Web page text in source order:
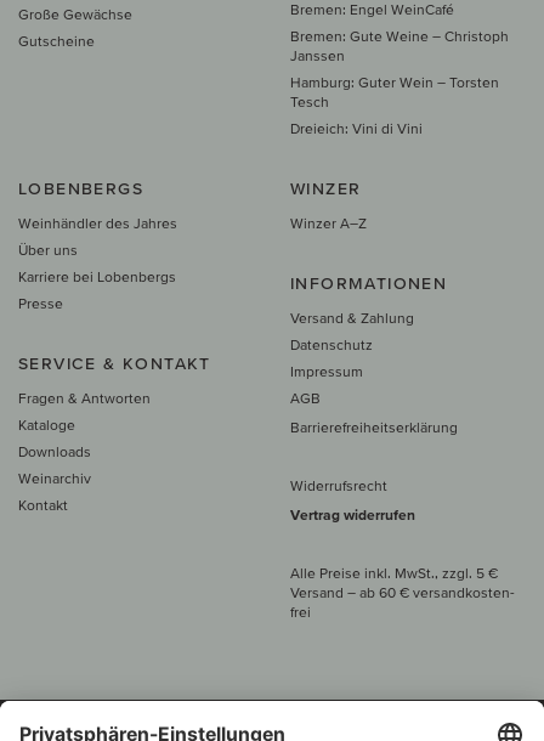
Große Gewächse
Gutscheine
Bremen: Engel WeinCafé
Bremen: Gute Weine – Christoph
Janssen
Hamburg: Guter Wein – Torsten
Tesch
Dreieich: Vini di Vini
LOBENBERGS
Weinhändler des Jahres
Über uns
Karriere bei Lobenbergs
Presse
SERVICE & KONTAKT
Fragen & Antworten
Kataloge
Downloads
Weinarchiv
Kontakt
WINZER
Winzer A–Z
INFORMATIONEN
Versand & Zahlung
Datenschutz
Impressum
AGB
Barrierefreiheitserklärung
Widerrufsrecht
Vertrag widerrufen
Alle Preise inkl. MwSt., zzgl. 5 €
Versand – ab 60 € versand­kosten­
frei